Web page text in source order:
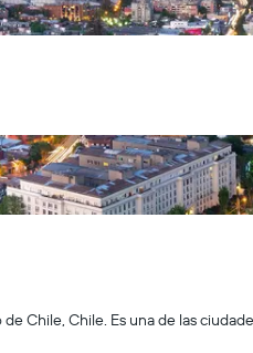
Chile, Chile. Es una de las